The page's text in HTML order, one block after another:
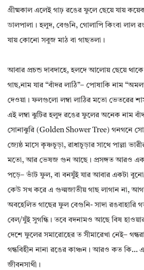
গ্রীষ্মকাল এলেই গাঢ় রঙের ফুলে ছেয়ে যায়
ডালপালা। হলুদ, বেগুনি, গোলাপি কিংবা লাল
যায় কোনো সবুজ মাঠ বা গাছতলা।
আবার প্রচন্ড দাবদাহে, হলদে আলোয় ছেয়ে
গাছ,নাম যার “বাঁদর লাঠি”– পোষাকি নাম
দেওয়া। ফলগুলো লম্বা লাঠির মতো ভেতরের
এই লম্বা ঝুটির হলুদ রঙের ফুলের অনেক নাম
সোনাঝুরি (Golden Shower Tree) গনগনে
জ্যেষ্ঠ মাসে কৃষ্ণচূড়া, রাধাচূড়ার সাথে পাল্লা
মতো, আর ভেষজ গুন আছে। প্রসঙ্গত আরও
পড়ে– ভাঁট ফুল, বা বনযুঁই যার আবার একটা বুনো
কেউ সখ করে এ গুল্মজাতীয় গাছ লাগান না,
অবহেলিত গাছের ফুল বেগুনি- সাদা
বেল/যুঁই সুগন্ধি। তবে বদনামও আছে বিষ হাওয়ার
দেশে ফুলের সমারোহের ত সীমারেখা নেই–
গন্ধবিহীন নানা রঙের কাঞ্চন। আরও কত কি…
জীবনসাথী।